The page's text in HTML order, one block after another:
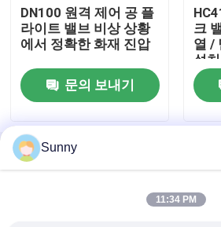
국경을 넘나드는 공급
중동 선박
DN100 원격 제어 공 플
라이트 밸브 비상 상황
에서 정확한 화재 진압
문의 보내기
크
열 /
설치
사이트맵
Privacy
Sunny
11:34 PM